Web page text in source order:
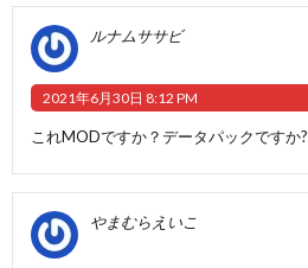
ルナムササビ
2021年6月30日 8:12 PM
これMODですか？データパックですか?
やまむらえいこ